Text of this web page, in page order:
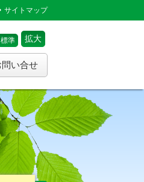
サイトマップ
標準 拡大
問い合せ